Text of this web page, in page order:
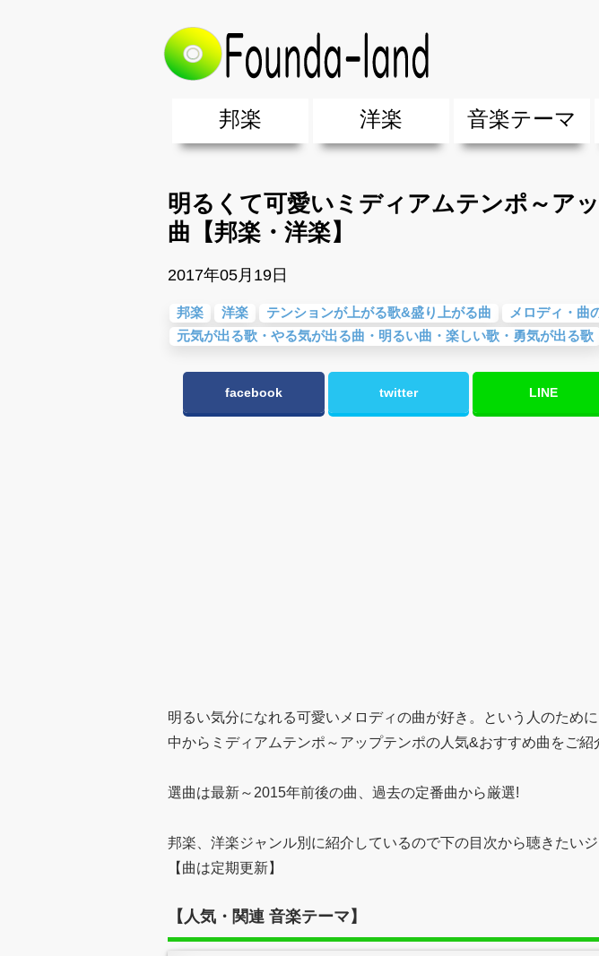
邦楽
邦楽ポップス(J-POP)
邦楽ロック(J-ROCK)
K-POP
アニソン/ボカロ
アイドル
ヴィジュアル系(V系)
邦楽男性アーティスト
邦楽女性アーティスト
男女グループ・デュエット・その他
2019年・2018年・2017年「邦楽」の人気＆おすすめ
洋楽
EDM(エレクトロニック・ダンス・ミュー
クラブミュージック
ダンスミュージック
洋楽男性アーティスト
洋楽女性アーティスト
男女グループ・デュエット・その他
【洋楽】夏歌(サマーソング)
2019年・2018年・2017年「洋楽」の人気
音楽テーマ
最新のヒット曲&
人気曲&おすすめ
音楽ランキング
ラブソング(恋愛ソ
応援ソング
バラード・歌詞が
友達&友情ソング
スポーツ・部活応
卒業ソング&入学
10、20代に人気・話
SNS・音楽アプリで
勉強・試験・受験応
春うた&桜ソング
夏歌(サマーソング)
ハロウィンソング
冬歌&クリスマス
元気が出る歌・やる
テンションが上がる
大切な人に贈る歌&
お別れの曲・旅立
パーティーソング
ドライブ音楽BGM
カラオケ
誕生日ソング&お
ウェディングソン
メロディ・曲の雰
音楽BGM&メドレ
学校(行事・合唱)曲
発売年代別・年齢
自然音BGM・癒し
"総"アーティスト
明るくて可愛いミディアムテンポ～ア
曲【邦楽・洋楽】
2017年05月19日
邦楽 洋楽 テンションが上がる歌&盛り上がる曲
メロディ・曲
元気が出る歌・やる気が出る曲・明るい曲・楽しい歌・勇気が出る歌
facebook twitter LINE
明るい気分になれる可愛いメロディの曲が好き。という人のため
中からミディアムテンポ～アップテンポの人気&おすすめ曲をご紹
選曲は最新～2015年前後の曲、過去の定番曲から厳選!
邦楽、洋楽ジャンル別に紹介しているので下の目次から聴きたいジ
【曲は定期更新】
【人気・関連 音楽テーマ】